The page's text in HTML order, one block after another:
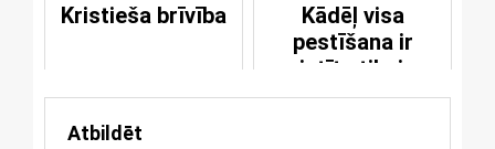
Kristieša brīvība
Kādēļ visa
pestīšana ir
saistīta tikai ar
ticību?
Atbildēt